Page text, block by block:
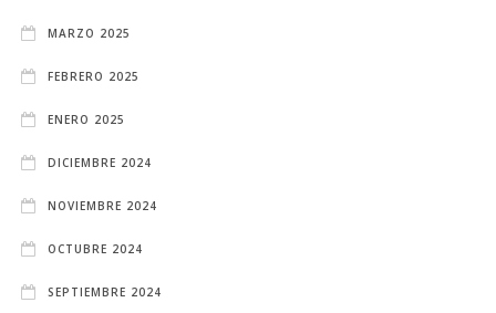
MARZO 2025
FEBRERO 2025
ENERO 2025
DICIEMBRE 2024
NOVIEMBRE 2024
OCTUBRE 2024
SEPTIEMBRE 2024